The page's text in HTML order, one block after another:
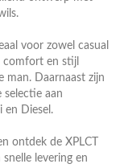
voor zowel casual
comfort en stijl
man. Daarnaast zijn
selectie aan
en Diesel.
ontdek de XPLCT
levering en